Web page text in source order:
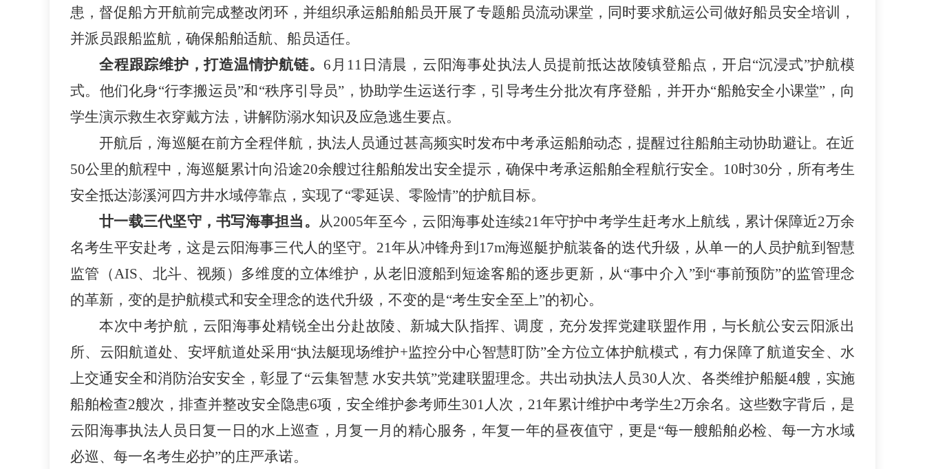
患，督促船方开航前完成整改闭环，并组织承运船舶船员开展了专题船员流动课堂，同时要求航运公司做好船员安全培训，
并派员跟船监航，确保船舶适航、船员适任。
全程跟踪维护，打造温情护航链。 6月11日清晨，云阳海事处执法人员提前抵达故陵镇登船点，开启“沉浸式”护航模
式。他们化身“行李搬运员”和“秩序引导员”，协助学生运送行李，引导考生分批次有序登船，并开办“船舱安全小课堂”，向
学生演示救生衣穿戴方法，讲解防溺水知识及应急逃生要点。
开航后，海巡艇在前方全程伴航，执法人员通过甚高频实时发布中考承运船舶动态，提醒过往船舶主动协助避让。在近
50公里的航程中，海巡艇累计向沿途20余艘过往船舶发出安全提示，确保中考承运船舶全程航行安全。10时30分，所有考生
安全抵达澎溪河四方井水域停靠点，实现了“零延误、零险情”的护航目标。
廿一载三代坚守，书写海事担当。
从2005年至今，云阳海事处连续21年守护中考学生赶考水上航线，累计保障近2万余
名考生平安赴考，这是云阳海事三代人的坚守。21年从冲锋舟到17m海巡艇护航装备的迭代升级，从单一的人员护航到智慧
监管（AIS、北斗、视频）多维度的立体维护，从老旧渡船到短途客船的逐步更新，从“事中介入”到“事前预防”的监管理念
的革新，变的是护航模式和安全理念的迭代升级，不变的是“考生安全至上”的初心。
本次中考护航，云阳海事处精锐全出分赴故陵、新城大队指挥、调度，充分发挥党建联盟作用，与长航公安云阳派出
所、云阳航道处、安坪航道处采用“执法艇现场维护+监控分中心智慧盯防”全方位立体护航模式，有力保障了航道安全、水
上交通安全和消防治安安全，彰显了“云集智慧 水安共筑”党建联盟理念。共出动执法人员30人次、各类维护船艇4艘，实施
船舶检查2艘次，排查并整改安全隐患6项，安全维护参考师生301人次，21年累计维护中考学生2万余名。这些数字背后，是
云阳海事执法人员日复一日的水上巡查，月复一月的精心服务，年复一年的昼夜值守，更是“每一艘船舶必检、每一方水域
必巡、每一名考生必护”的庄严承诺。